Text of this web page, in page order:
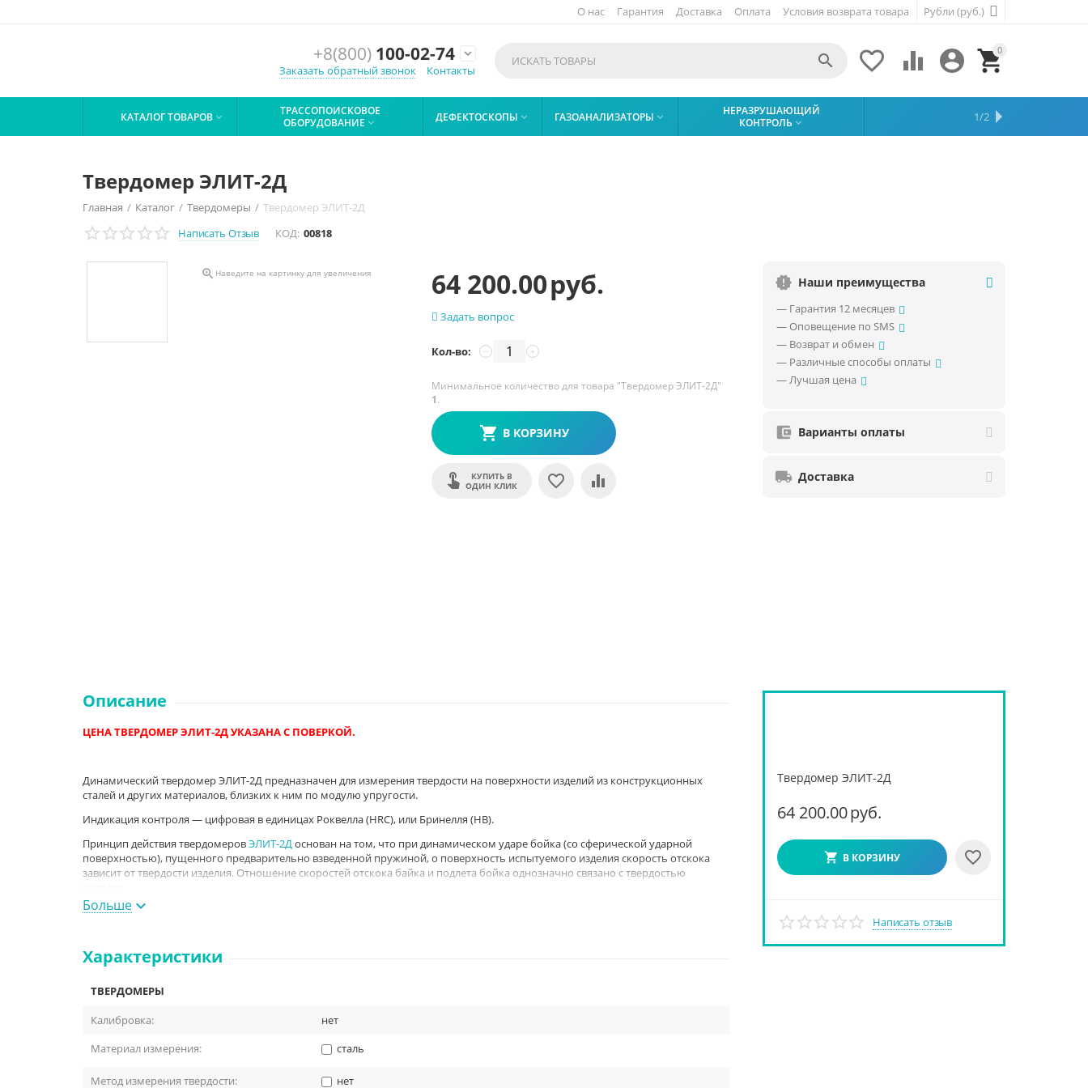
Рубли (руб.)
О нас Гарантия Доставка Оплата Условия возврата товара
+8(800) 100-02-74
expand_more
Заказать обратный звонок
Контакты
0


 

КАТАЛОГ ТОВАРОВ 
ТРАССОПОИСКОВОЕ
ОБОРУДОВАНИЕ  ДЕФЕКТОСКОПЫ  ГАЗОАНАЛИЗАТОРЫ 
НЕРАЗРУШАЮЩИЙ
КОНТРОЛЬ 
ЭЛЕКТРОИЗМЕРИТЕЛЬНЫЕ
1/2
Твердомер ЭЛИТ-2Д
Главная / Каталог / Твердомеры / Твердомер ЭЛИТ-2Д
Написать Отзыв
КОД: 00818
 Наведите на картинку для увеличения 64 200.00руб.
Задать вопрос
Кол-во: +
−
Минимальное количество для товара "Твердомер ЭЛИТ-2Д"
1.
В КОРЗИНУ
КУПИТЬ В
ОДИН КЛИК
Наши преимущества
— Гарантия 12 месяцев
— Оповещение по SMS
— Возврат и обмен
— Различные способы оплаты
— Лучшая цена
Варианты оплаты
Доставка
Твердомер ЭЛИТ-2Д
64 200.00руб.
В КОРЗИНУ
Написать отзыв
Описание
ЦЕНА ТВЕРДОМЕР ЭЛИТ-2Д УКАЗАНА С ПОВЕРКОЙ.
Динамический твердомер ЭЛИТ-2Д предназначен для измерения твердости на поверхности изделий из конструкционных
сталей и других материалов, близких к ним по модулю упругости.
Индикация контроля — цифровая в единицах Роквелла (HRC), или Бринелля (НВ).
Принцип действия твердомеровЭЛИТ-2Доснован на том, что при динамическом ударе бойка (со сферической ударной
поверхностью), пущенного предварительно взведенной пружиной, о поверхность испытуемого изделия скорость отскока
зависит от твердости изделия. Отношение скоростей отскока байка и подлета бойка однозначно связано с твердостью
Динамический твердомер ЭЛИТ-2Д прошел контрольные госиспытания, зарегистрирован в Государственном реестре средств
Технические характеристики
1.
HRC
НВ
Предел допускаемой абсолютной погрешности твердомера при поверке образцовыми мерами второго разряда типа МТР, МТБ по ГОСТ 9О31 не превышает*:
Больше
Характеристики
ТВЕРДОМЕРЫ
Калибровка:
нет
Материал измерения:
сталь
Метод измерения твердости: нет